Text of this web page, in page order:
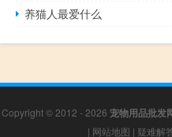
养猫人最爱什么
Copyright © 2012 - 2026 宠物用品批发
| 网站地图 | 疑难解